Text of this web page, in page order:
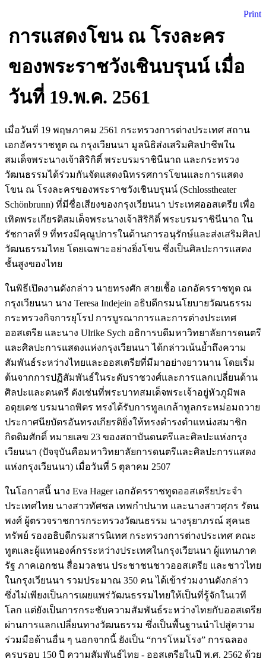
Print
การแสดงโขน ณ โรงละคร
ของพระราชวังเชินบรุนน์ เมื่อ
วันที่ 19.พ.ค. 2561
เมื่อวันที่ 19 พฤษภาคม 2561 กระทรวงการต่างประเทศ สถาน
เอกอัครราชทูต ณ กรุงเวียนนา มูลนิธิส่งเสริมศิลปาชีพใน
สมเด็จพระนางเจ้าสิริกิติ์ พระบรมราชินีนาถ และกระทรวง
วัฒนธรรมได้ร่วมกันจัดแสดงนิทรรศการโขนและการแสดง
โขน ณ โรงละครของพระราชวังเชินบรุนน์ (Schlosstheater
Schönbrunn) ที่มีชื่อเสียงของกรุงเวียนนา ประเทศออสเตรีย เพื่อ
เทิดพระเกียรติสมเด็จพระนางเจ้าสิริกิติ์ พระบรมราชินีนาถ ใน
รัชกาลที่ 9 ที่ทรงมีคุณูปการในด้านการอนุรักษ์และส่งเสริมศิลป
วัฒนธรรมไทย โดยเฉพาะอย่างยิ่งโขน ซึ่งเป็นศิลปะการแสดง
ชั้นสูงของไทย
ในพิธีเปิดงานดังกล่าว นายทรงศัก สายเชื้อ เอกอัครราชทูต ณ
กรุงเวียนนา นาง Teresa Indejein อธิบดีกรมนโยบายวัฒนธรรม
กระทรวงกิจการยุโรป การบูรณาการและการต่างประเทศ
ออสเตรีย และนาง Ulrike Sych อธิการบดีมหาวิทยาลัยการดนตรี
และศิลปะการแสดงแห่งกรุงเวียนนา ได้กล่าวเน้นย้ำถึงความ
สัมพันธ์ระหว่างไทยและออสเตรียที่มีมาอย่างยาวนาน โดยเริ่ม
ต้นจากการปฏิสัมพันธ์ในระดับราชวงศ์และการแลกเปลี่ยนด้าน
ศิลปะและดนตรี ดังเช่นที่พระบาทสมเด็จพระเจ้าอยู่หัวภูมิพล
อดุยเดช บรมนาถพิตร ทรงได้รับการทูลเกล้าทูลกระหม่อมถวาย
ประกาศนียบัตรอันทรงเกียรติยิ่งให้ทรงดำรงตำแหน่งสมาชิก
กิตติมศักดิ์ หมายเลข 23 ของสถาบันดนตรีและศิลปะแห่งกรุง
เวียนนา (ปัจจุบันคือมหาวิทยาลัยการดนตรีและศิลปะการแสดง
แห่งกรุงเวียนนา) เมื่อวันที่ 5 ตุลาคม 2507
ในโอกาสนี้ นาง Eva Hager เอกอัครราชทูตออสเตรียประจำ
ประเทศไทย นางสาวทัศชล เทพกำปนาท และนางสาวศุภร รัตน
พงศ์ ผู้ตรวจราชการกระทรวงวัฒนธรรม นางรุยาภรณ์ สุคนธ
ทรัพย์ รองอธิบดีกรมสารนิเทศ กระทรวงการต่างประเทศ คณะ
ทูตและผู้แทนองค์กรระหว่างประเทศในกรุงเวียนนา ผู้แทนภาค
รัฐ ภาคเอกชน สื่อมวลชน ประชาชนชาวออสเตรีย และชาวไทย
ในกรุงเวียนนา รวมประมาณ 350 คน ได้เข้าร่วมงานดังกล่าว
ซึ่งไม่เพียงเป็นการเผยแพร่วัฒนธรรมไทยให้เป็นที่รู้จักในเวที
โลก แต่ยังเป็นการกระชับความสัมพันธ์ระหว่างไทยกับออสเตรีย
ผ่านการแลกเปลี่ยนทางวัฒนธรรม ซึ่งเป็นพื้นฐานนำไปสู่ความ
ร่วมมือด้านอื่น ๆ นอกจากนี้ ยังเป็น “การโหมโรง” การฉลอง
ครบรอบ 150 ปี ความสัมพันธ์ไทย - ออสเตรียในปี พ.ศ. 2562 ด้วย